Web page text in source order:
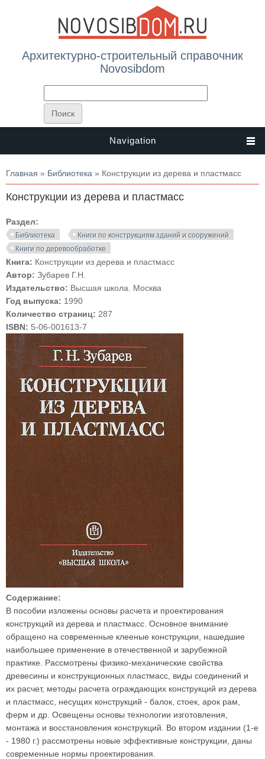
Архитектурно-строительный справочник
Novosibdom
Navigation
Вы здесь
Главная » Библиотека » Конструкции из дерева и пластмасс
Конструкции из дерева и пластмасс
Раздел:
Библиотека
Книги по конструкциям зданий и сооружений
Книги по деревообработке
Книга: Конструкции из дерева и пластмасс
Автор: Зубарев Г.Н.
Издательство: Высшая школа. Москва
Год выпуска: 1990
Количество страниц: 287
ISBN: 5-06-001613-7
Содержание:
В пособии изложены основы расчета и проектирования
конструкций из дерева и пластмасс. Основное внимание
обращено на современные клееные конструкции, нашедшие
наибольшее применение в отечественной и зарубежной
практике. Рассмотрены физико-механические свойства
древесины и конструкционных пластмасс, виды соединений и
их расчет, методы расчета ограждающих конструкций из дерева
и пластмасс, несущих конструкций - балок, стоек, арок рам,
ферм и др. Освещены основы технологии изготовления,
монтажа и восстановления конструкций. Во втором издании (1-е
- 1980 г.) рассмотрены новые эффективные конструкции, даны
современные нормы проектирования.